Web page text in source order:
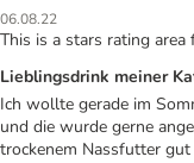
06.08.22
This is a stars rating
Lieblingsdrink meiner
Ich wollte gerade im
und die wurde gerne
trockenem Nassfutter gut